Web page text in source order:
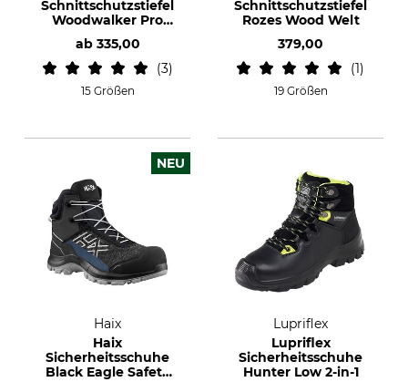
Schnittschutzstiefel
Woodwalker Pro
ab 335,00
3
15 Größen
Schnittschutzstiefel
Rozes Wood Welt
379,00
1
19 Größen
NEU
Haix
Haix
Sicherheitsschuhe
Black Eagle Safety
Lupriflex
Lupriflex
Sicherheitsschuhe
Hunter Low 2-in-1